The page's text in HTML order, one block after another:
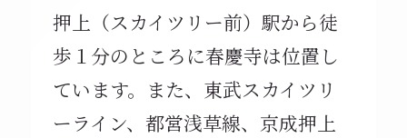
押上（スカイツリー前）駅から徒
歩１分のところに春慶寺は位置し
ています。また、東武スカイツリ
ーライン、都営浅草線、京成押上